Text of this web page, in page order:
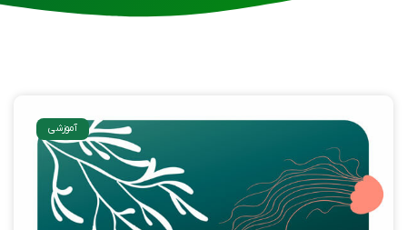
آموزشی